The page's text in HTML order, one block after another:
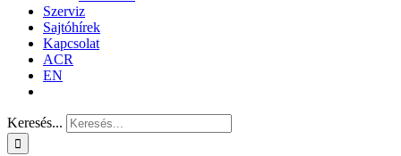
Szerviz
Sajtóhírek
Kapcsolat
ACR
EN
Keresés...